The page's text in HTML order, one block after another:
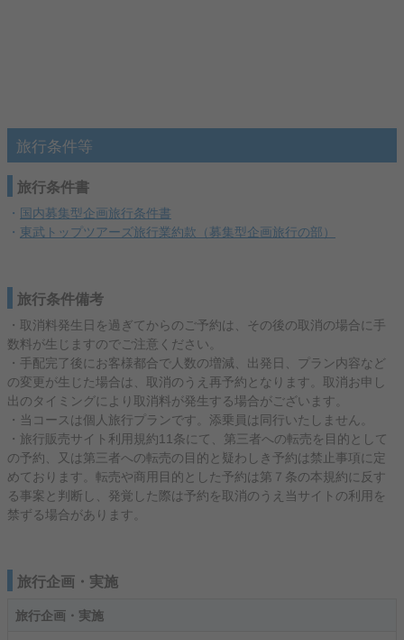
旅行条件等
旅行条件書
・ 国内募集型企画旅行条件書
・ 東武トップツアーズ旅行業約款（募集型企画旅行の部）
旅行条件備考
・取消料発生日を過ぎてからのご予約は、その後の取消の場合に手
数料が生じますのでご注意ください。
・手配完了後にお客様都合で人数の増減、出発日、プラン内容など
の変更が生じた場合は、取消のうえ再予約となります。取消お申し
出のタイミングにより取消料が発生する場合がございます。
・当コースは個人旅行プランです。添乗員は同行いたしません。
・旅行販売サイト利用規約11条にて、第三者への転売を目的として
の予約、又は第三者への転売の目的と疑わしき予約は禁止事項に定
めております。転売や商用目的とした予約は第７条の本規約に反す
る事案と判断し、発覚した際は予約を取消のうえ当サイトの利用を
禁ずる場合があります。
旅行企画・実施
旅行企画・実施